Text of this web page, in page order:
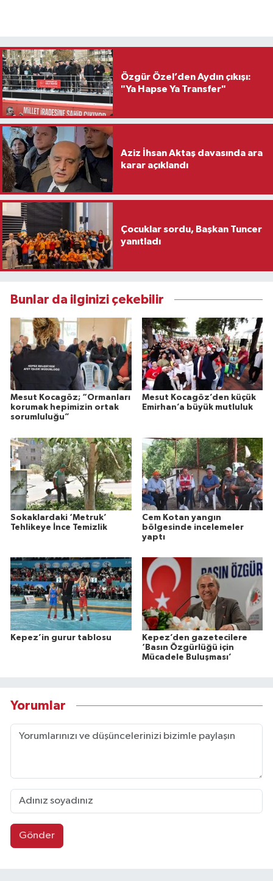
Özgür Özel’den Aydın çıkışı:
"Ya Hapse Ya Transfer"
Aziz İhsan Aktaş davasında ara
karar açıklandı
Çocuklar sordu, Başkan Tuncer
yanıtladı
Bunlar da ilginizi çekebilir
Mesut Kocagöz; “Ormanları
korumak hepimizin ortak
sorumluluğu”
Mesut Kocagöz’den küçük
Emirhan’a büyük mutluluk
Sokaklardaki ‘Metruk’
Tehlikeye İnce Temizlik
Cem Kotan yangın
bölgesinde incelemeler
yaptı
Kepez’in gurur tablosu
Kepez’den gazetecilere
‘Basın Özgürlüğü için
Mücadele Buluşması’
Yorumlar
Gönder